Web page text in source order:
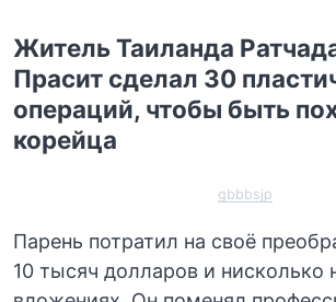
Житель Таиланда
Прасит сделал 30
операций, чтобы быть
корейца
gbbbsjp
Парень потратил на своё
10 тысяч долларов и нисколько